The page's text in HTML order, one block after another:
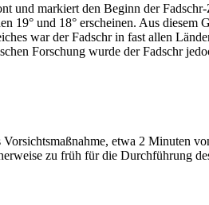
und markiert den Beginn der
19° und 18° erscheinen. Aus
war der Fadschr in fast allen
Forschung wurde der Fadschr
etwa 2 Minuten
zu früh für die Durchführung